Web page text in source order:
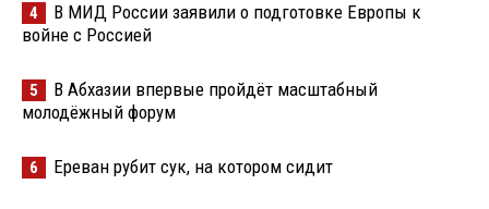
4
В МИД России заявили о подготовке Европы к
войне с Россией
5
В Абхазии впервые пройдёт масштабный
молодёжный форум
6 Ереван рубит сук, на котором сидит